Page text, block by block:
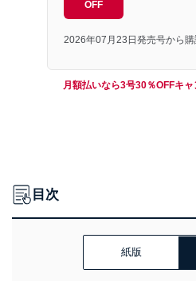
OFF
2026年07月23日発売号から購
月額払いなら3号30％OFFキャ
目次
紙版